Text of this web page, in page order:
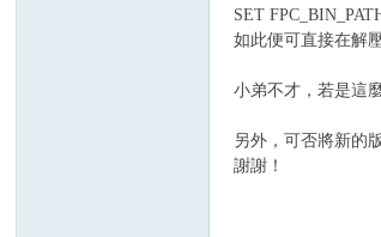
SET
如此便可直接在解
小弟不才，若是這
另外，可否將新的
謝謝！